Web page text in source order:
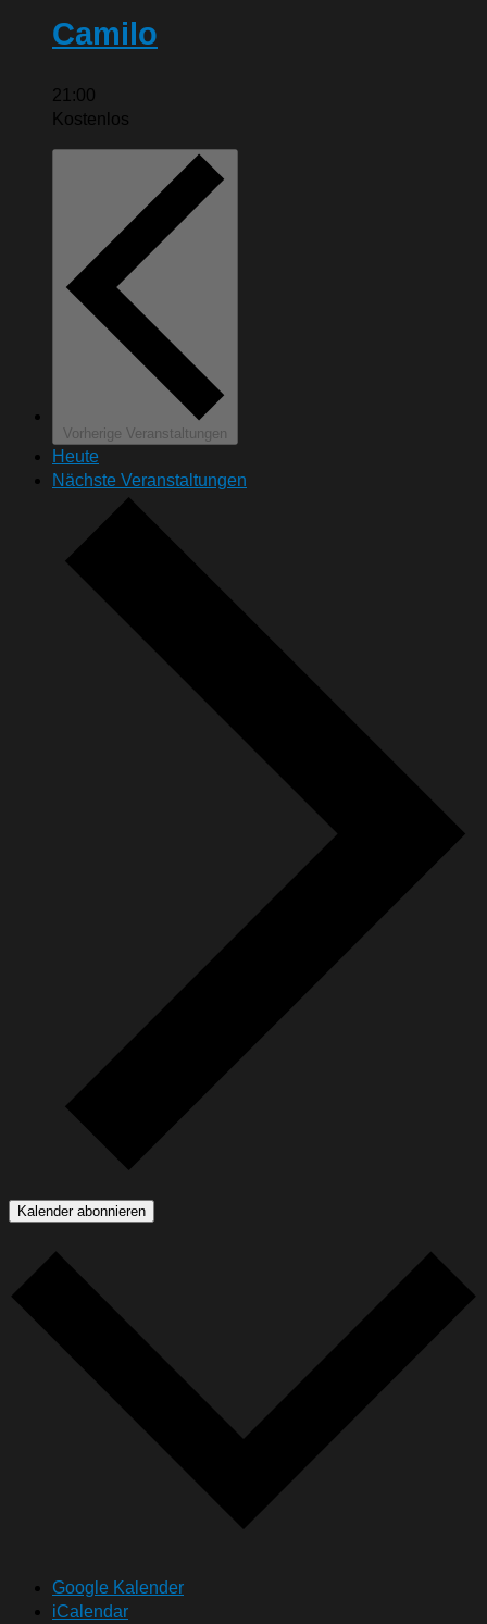
Camilo
21:00
Kostenlos
Vorherige Veranstaltungen
Heute
Nächste Veranstaltungen
Kalender abonnieren
Google Kalender
iCalendar